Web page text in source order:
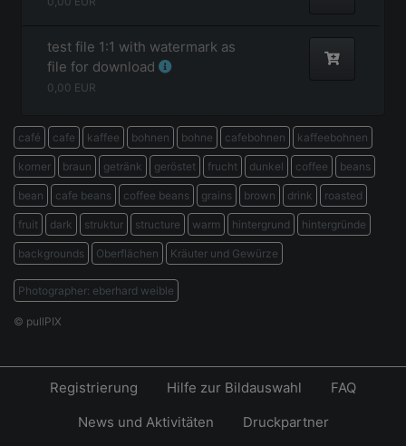
test file 1:1 with watermark as
file for download
0,00 EUR
café cafe kaffee bohnen bohne cafebohnen kaffeebohnen
korner braun getränk geröstet frucht dunkel coffee beans
bean cafe beans coffee beans grains brown drink roasted
fruit dark struktur structure warm hintergrund hintergründe
backgrounds Oberflächen Kräuter und Gewürze
Photographer: eberhard weible
© pullPIX
Registrierung Hilfe zur Bildauswahl
FAQ
News und Aktivitäten
Druckpartner